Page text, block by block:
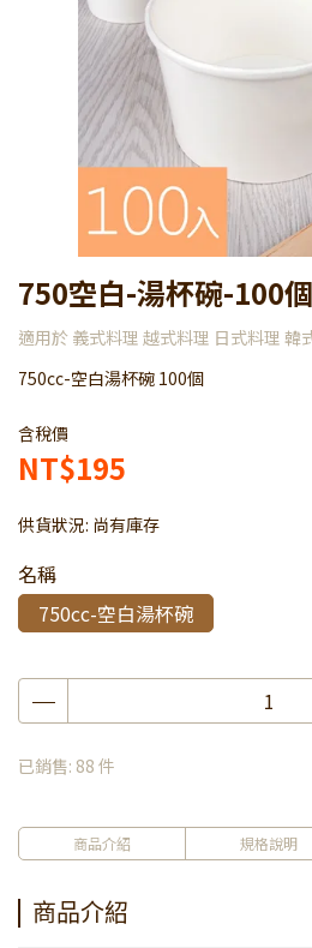
750空白-湯杯碗-100
適用於 義式料理 越式料理 日式料理 韓
750cc-空白湯杯碗 100個
含稅價
NT$195
供貨狀況: 尚有庫存
名稱
750cc-空白湯杯碗
已銷售: 88 件
商品介紹 規格說明
商品介紹